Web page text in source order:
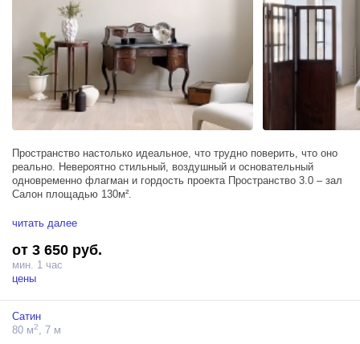
— Рекламных проектов
— Контента для брендов посуды и техники
— Уютных lifestyle-сцен
Пространство настолько идеальное, что трудно поверить, что оно
реально. Невероятно стильный, воздушный и основательный
одновременно флагман и гордость проекта Пространство 3.0 – зал
Салон площадью 130м².
Головокружительная атмосфера интерьерного зала наполняет
мебель и элементы декора, потолки 7,5 метров, высокие арочные
окна и стильный балкон – каждая деталь Салона идеально
гармонирует с другой, создавая уникальную атмосферу
Зал Салон не только создает невероятную творческую энергетику,
но и дает особый комфорт, который так важен во время рабочего
читать далее
от 3 650 руб.
мин. 1 час
цены
Сатин
80 м2 , 7 м